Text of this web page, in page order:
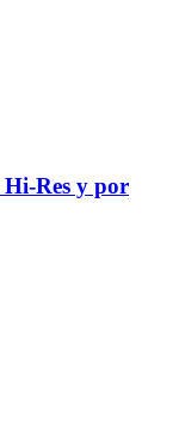
Res y por